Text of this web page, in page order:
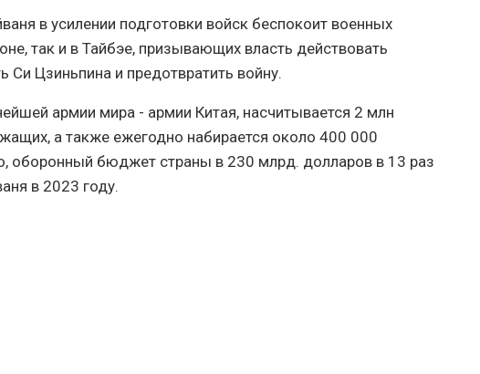
в усилении подготовки войск беспокоит военных
так и в Тайбэе, призывающих власть действовать
Си Цзиньпина и предотвратить войну.
армии мира - армии Китая, насчитывается 2 млн
а также ежегодно набирается около 400 000
оборонный бюджет страны в 230 млрд. долларов в 13 раз
в 2023 году.